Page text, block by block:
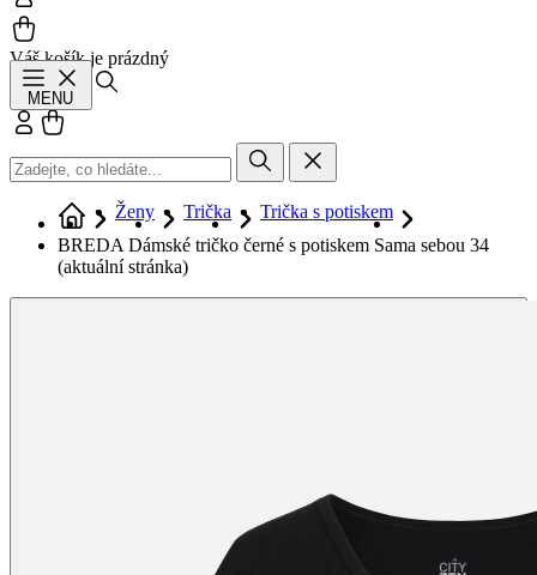
Váš košík je prázdný
MENU
Přihlásit se
Ženy Trička
Trička s potiskem
BREDA Dámské tričko černé s potiskem Sama sebou 34
(aktuální stránka)